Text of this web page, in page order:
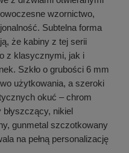
wzornictwo,
Subtelna forma
że kabiny z tej serii
z klasycznymi, jak i
Szkło o grubości 6 mm
użytkowania, a szeroki
okuć – chrom
błyszczący, nikiel
gunmetal szczotkowany
na pełną personalizację